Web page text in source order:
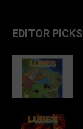
EDITOR PICKS